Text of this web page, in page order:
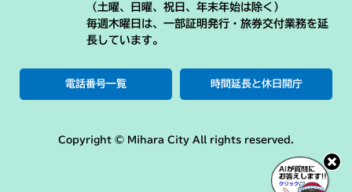
（土曜、日曜、祝日、年末年始は除く）
毎週木曜日は、一部証明発行・旅券交付業務を延
長しています。
電話番号一覧 時間延長と休日開庁
Copyright © Mihara City All rights reserved.